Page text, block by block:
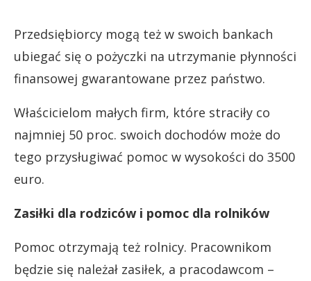
Przedsiębiorcy mogą też w swoich bankach
ubiegać się o pożyczki na utrzymanie płynności
finansowej gwarantowane przez państwo.
Właścicielom małych firm, które straciły co
najmniej 50 proc. swoich dochodów może do
tego przysługiwać pomoc w wysokości do 3500
euro.
Zasiłki dla rodziców i pomoc dla rolników
Pomoc otrzymają też rolnicy. Pracownikom
będzie się należał zasiłek, a pracodawcom –